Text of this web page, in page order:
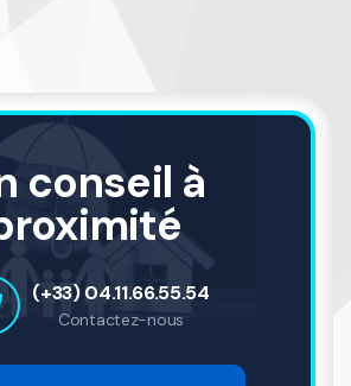
conseil à
(+33) 04.11.66.55.54
Contactez-nous